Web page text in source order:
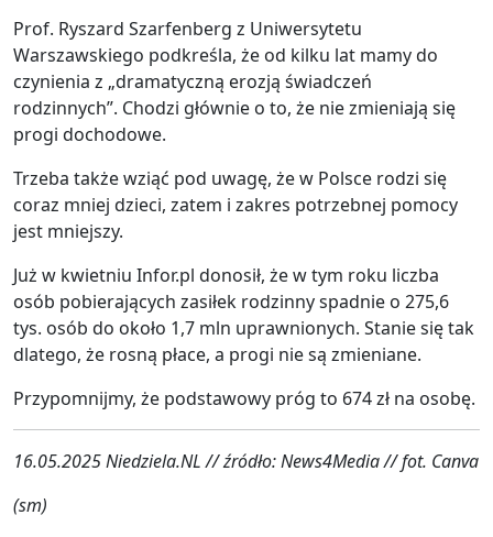
Prof. Ryszard Szarfenberg z Uniwersytetu
Warszawskiego podkreśla, że od kilku lat mamy do
czynienia z „dramatyczną erozją świadczeń
rodzinnych”. Chodzi głównie o to, że nie zmieniają się
progi dochodowe.
Trzeba także wziąć pod uwagę, że w Polsce rodzi się
coraz mniej dzieci, zatem i zakres potrzebnej pomocy
jest mniejszy.
Już w kwietniu Infor.pl donosił, że w tym roku liczba
osób pobierających zasiłek rodzinny spadnie o 275,6
tys. osób do około 1,7 mln uprawnionych. Stanie się tak
dlatego, że rosną płace, a progi nie są zmieniane.
Przypomnijmy, że podstawowy próg to 674 zł na osobę.
16.05.2025 Niedziela.NL // źródło: News4Media // fot. Canva
(sm)